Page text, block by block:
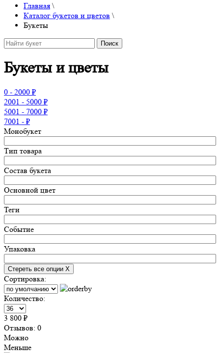
Главная \
Каталог букетов и цветов \
Букеты
Букеты и цветы
0 - 2000 ₽
2001 - 5000 ₽
5001 - 7000 ₽
7001 - ₽
Монобукет
Тип товара
Состав букета
Основной цвет
Теги
Событие
Упаковка
Стереть все опции X
Сортировка:
Количество:
3 800 ₽
Отзывов: 0
Можно
Меньше